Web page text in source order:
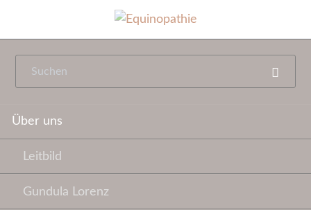
Navigation
Über uns
Leitbild
Gundula Lorenz